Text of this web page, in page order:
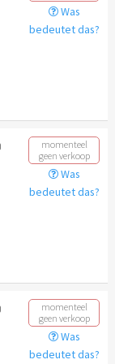
Was
bedeutet das?
momenteel
geen verkoop
Was
bedeutet das?
momenteel
geen verkoop
Was
bedeutet das?